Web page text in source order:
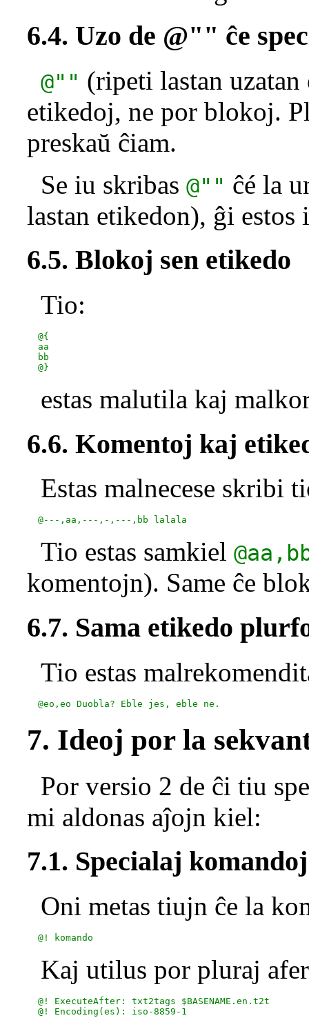
6.4. Uzo de @"" ĉe
@"" (ripeti lastan
etikedoj, ne por blokoj.
preskaŭ ĉiam.
Se iu skribas@"" ĉé la
lastan etikedon), ĝi
6.5. Blokoj sen etikedo
Tio:
  @{
  aa
  bb
estas malutila kaj
6.6. Komentoj kaj
Estas malnecese skribi
Tio estas samkiel
komentojn). Same ĉe
6.7. Sama etikedo
Tio estas
7. Ideoj por la
Por versio 2 de ĉi tiu
mi aldonas aĵojn kiel:
7.1. Specialaj komandoj
Oni metas tiujn ĉe la
Kaj utilus por pluraj
  @! ExecuteAfter: txt2tags $BASENAME.en.t2t